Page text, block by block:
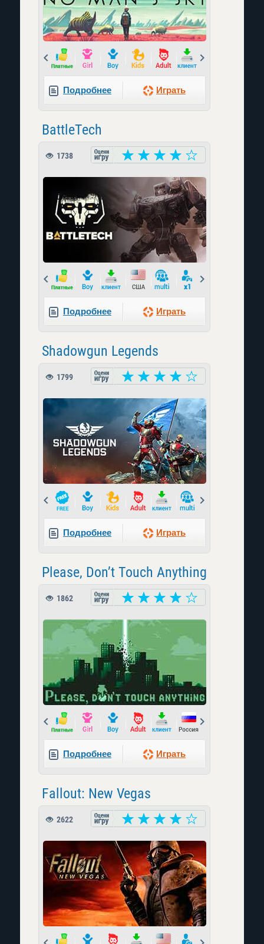
Prev
Подробнее Играть
BattleTech
1738
Prev
Подробнее Играть
Shadowgun Legends
1799
Prev
Подробнее Играть
Please, Don’t Touch Anything
1862
Prev
Подробнее Играть
Fallout: New Vegas
2622
Prev